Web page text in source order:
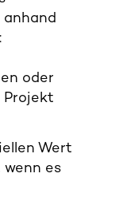
oder
Projekt
Wert
es